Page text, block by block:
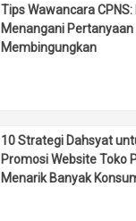
Tips Wawancara
Menangani Pertanyaan
Membingungkan
10 Strategi Dahsyat
Promosi Website Toko
Menarik Banyak